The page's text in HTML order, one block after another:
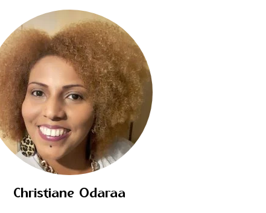
Elaine Gomes dos Santos